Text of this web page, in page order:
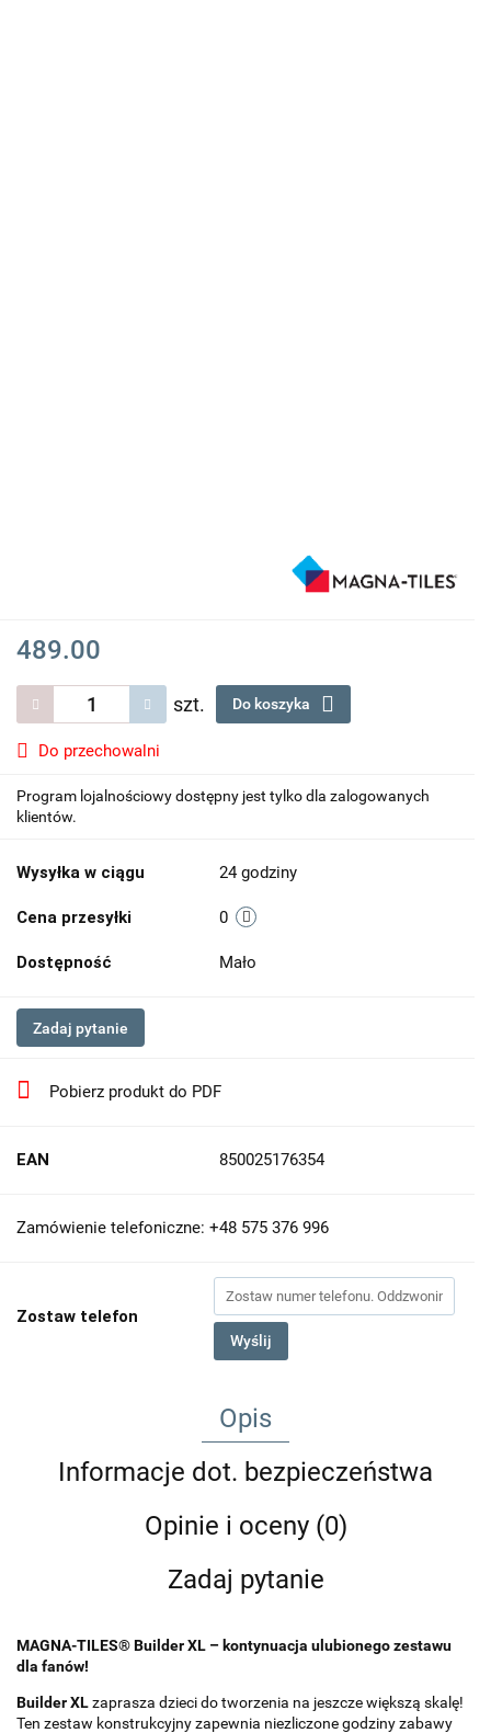
489.00
szt. Do koszyka
Do przechowalni
Program lojalnościowy dostępny jest tylko dla zalogowanych
klientów.
Wysyłka w ciągu 24 godziny
Cena przesyłki 0
Dostępność Mało
Zadaj pytanie
Pobierz produkt do PDF
EAN 850025176354
Zamówienie telefoniczne: +48 575 376 996
Zostaw telefon
Wyślij
Opis
Informacje dot. bezpieczeństwa
Opinie i oceny (0)
Zadaj pytanie
MAGNA-TILES® Builder XL – kontynuacja ulubionego zestawu
dla fanów!
Builder XLzaprasza dzieci do tworzenia na jeszcze większą skalę!
Ten zestaw konstrukcyjny zapewnia niezliczone godziny zabawy